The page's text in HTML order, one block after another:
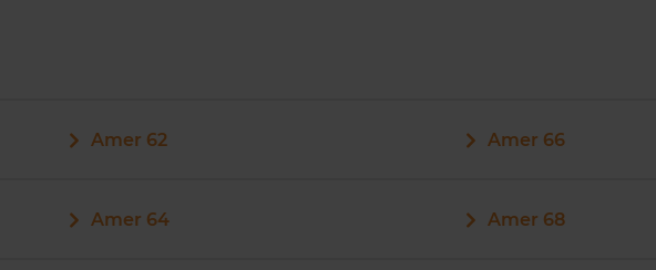
Amer 62
Amer 64
Amer 66
Amer 68